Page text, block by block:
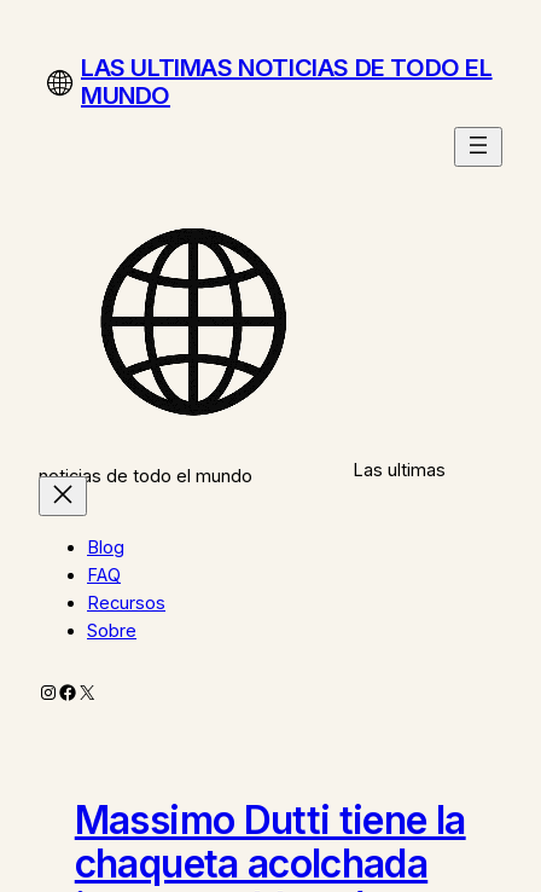
contenidoLAS ULTIMAS NOTICIAS DE TODO EL
MUNDO
Las ultimas
noticias de todo el mundo
Blog
FAQ
Recursos
Sobre
Instagram
Facebook
X
Massimo Dutti tiene la
chaqueta acolchada